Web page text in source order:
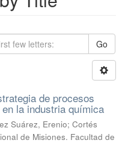
Go
de procesos
la industria química
Suárez, Erenio; Cortés
de Misiones. Facultad de